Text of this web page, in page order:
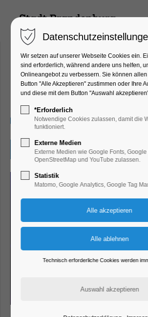
Mono Jam Session
Konzert, Musik, Mitmach-Aktion
06.03.2026, 20:00
Eintritt frei
Wir setzen auf unserer Webseite Cookies ein.
sind erforderlich, während andere uns helfen,
Onlineangebot zu verbessern. Sie können
Button "Alle Akzeptieren" zustimmen oder Ihre
und diese mit dem Button "Auswahl
*Erforderlich
Notwendige Cookies zulassen, damit die
funktioniert.
Externe Medien
Externe Medien wie Google Fonts, Google
OpenStreetMap und YouTube zulassen.
Statistik
Matomo, Google Analytics, Google Tag
Technisch erforderliche Cookies werden